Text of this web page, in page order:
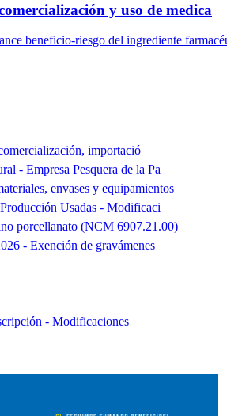
y uso de medica
beneficio-riesgo del ingrediente
importació
- Empresa Pesquera de la Pa
envases y equipamientos
Usadas - Modificaci
porcellanato (NCM 6907.21.00)
- Exención de gravámenes
- Modificaciones